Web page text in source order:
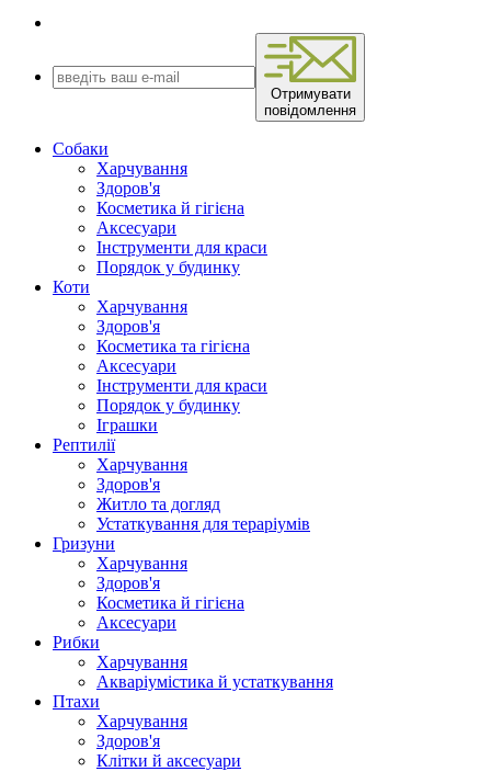
Отримувати
повідомлення
Собаки
Харчування
Здоров'я
Косметика й гігієна
Аксесуари
Інструменти для краси
Порядок у будинку
Коти
Харчування
Здоров'я
Косметика та гігієна
Аксесуари
Інструменти для краси
Порядок у будинку
Іграшки
Рептилії
Харчування
Здоров'я
Житло та догляд
Устаткування для тераріумів
Гризуни
Харчування
Здоров'я
Косметика й гігієна
Аксесуари
Рибки
Харчування
Акваріумістика й устаткування
Птахи
Харчування
Здоров'я
Клітки й аксесуари